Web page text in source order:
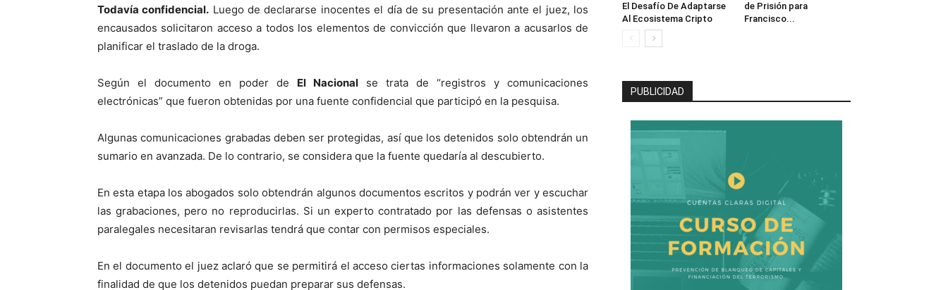
Todavía confidencial. Luego de declararse inocentes el día de su presentación ante el juez, los
encausados solicitaron acceso a todos los elementos de convicción que llevaron a acusarlos de
planificar el traslado de la droga.
Según el documento en poder de El Nacional se trata de “registros y comunicaciones
electrónicas” que fueron obtenidas por una fuente confidencial que participó en la pesquisa.
Algunas comunicaciones grabadas deben ser protegidas, así que los detenidos solo obtendrán un
sumario en avanzada. De lo contrario, se considera que la fuente quedaría al descubierto.
En esta etapa los abogados solo obtendrán algunos documentos escritos y podrán ver y escuchar
las grabaciones, pero no reproducirlas. Si un experto contratado por las defensas o asistentes
paralegales necesitaran revisarlas tendrá que contar con permisos especiales.
En el documento el juez aclaró que se permitirá el acceso ciertas informaciones solamente con la
finalidad de que los detenidos puedan preparar sus defensas.
El Desafío De Adaptarse
Al Ecosistema Cripto
de Prisión para
Francisco...
PUBLICIDAD